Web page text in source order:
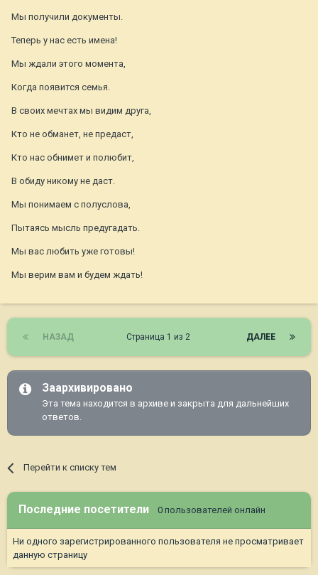
Мы получили документы.
Теперь у нас есть имена!
Мы ждали этого момента,
Когда появится семья.
В своих мечтах мы видим друга,
Кто не обманет, не предаст,
Кто нас обнимет и полюбит,
В обиду никому не даст.
Мы понимаем с полуслова,
Пытаясь мысль предугадать.
Мы вас любить уже готовы!
Мы верим вам и будем ждать!
НАЗАД ДАЛЕЕ
Страница 1 из 2
Заархивировано
Эта тема находится в архиве и закрыта для дальнейших
ответов.
Перейти к списку тем
Последние посетители 0 пользователей онлайн
Ни одного зарегистрированного пользователя не просматривает
данную страницу